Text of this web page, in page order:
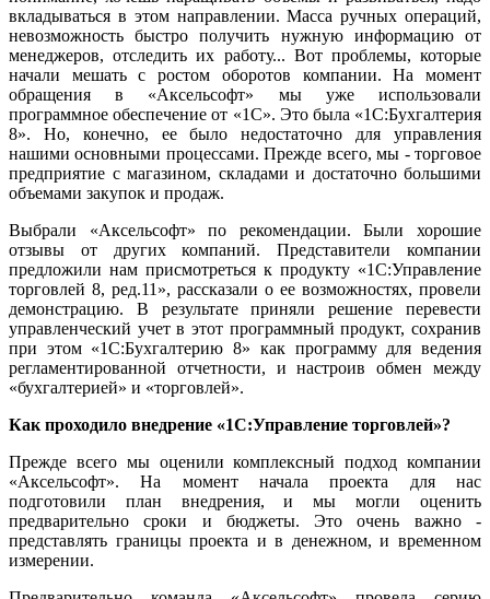
вкладываться в этом направлении. Масса ручных операций,
невозможность быстро получить нужную информацию от
менеджеров, отследить их работу... Вот проблемы, которые
начали мешать с ростом оборотов компании. На момент
обращения в «Аксельсофт» мы уже использовали
программное обеспечение от «1С». Это была «1С:Бухгалтерия
8». Но, конечно, ее было недостаточно для управления
нашими основными процессами. Прежде всего, мы - торговое
предприятие с магазином, складами и достаточно большими
объемами закупок и продаж.
Выбрали «Аксельсофт» по рекомендации. Были хорошие
отзывы от других компаний. Представители компании
предложили нам присмотреться к продукту «1С:Управление
торговлей 8, ред.11», рассказали о ее возможностях, провели
демонстрацию. В результате приняли решение перевести
управленческий учет в этот программный продукт, сохранив
при этом «1С:Бухгалтерию 8» как программу для ведения
регламентированной отчетности, и настроив обмен между
«бухгалтерией» и «торговлей».
Как проходило внедрение «1С:Управление торговлей»?
Прежде всего мы оценили комплексный подход компании
«Аксельсофт». На момент начала проекта для нас
подготовили план внедрения, и мы могли оценить
предварительно сроки и бюджеты. Это очень важно -
представлять границы проекта и в денежном, и временном
измерении.